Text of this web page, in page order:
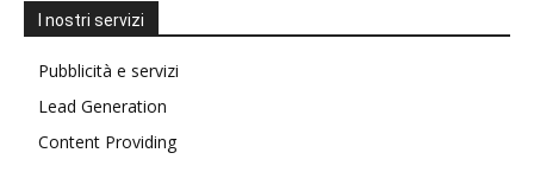
I nostri servizi
Pubblicità e servizi
Lead Generation
Content Providing